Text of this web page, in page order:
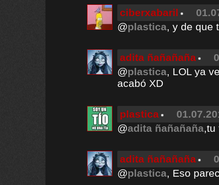
ciberxabaril
@plastica, y de que
adita ñañañaña
@plastica, LOL ya
acabó XD
plastica
@adita ñañañaña,tu
adita ñañañaña
@plastica, Eso